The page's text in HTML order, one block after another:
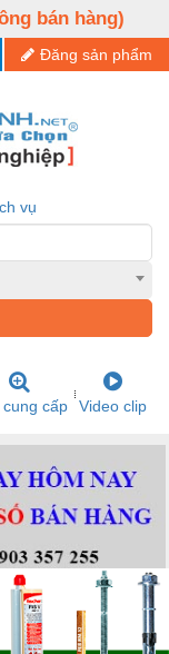
bán hàng)
Đăng sản phẩm
vụ
cung cấp Video clip